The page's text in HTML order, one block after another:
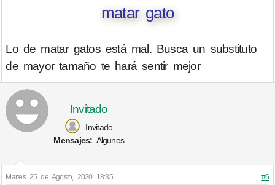
matar gato
Lo de matar gatos está mal. Busca un substituto
de mayor tamaño te hará sentir mejor
Invitado
Invitado
Mensajes: Algunos
Martes 25 de Agosto, 2020 18:35 #6